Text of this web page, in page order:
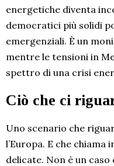
energetiche diventa
democratici più solidi
emergenziali. È un
mentre le tensioni in
spettro di una crisi
Ciò che ci
Uno scenario che
l’Europa. E che chiama
delicate. Non è un